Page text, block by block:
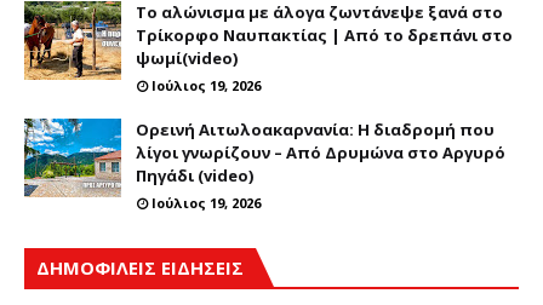
Το αλώνισμα με άλογα ζωντάνεψε ξανά στο
Τρίκορφο Ναυπακτίας | Από το δρεπάνι στο
ψωμί(video)
Ιούλιος 19, 2026
Ορεινή Αιτωλοακαρνανία: Η διαδρομή που
λίγοι γνωρίζουν – Από Δρυμώνα στο Αργυρό
Πηγάδι (video)
Ιούλιος 19, 2026
ΔΗΜΟΦΙΛΕΙΣ ΕΙΔΗΣΕΙΣ